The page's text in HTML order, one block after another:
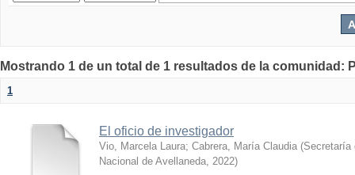
Mostrando 1 de un total de 1 resultados de la
1
El oficio de investigador
Vio, Marcela Laura; Cabrera, María Claudia (Secretaría
Nacional de Avellaneda, 2022)